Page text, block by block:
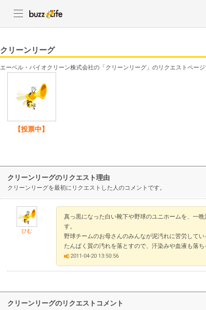
クリーンリーグ
エーベル・バイオクリーン株式会社の「クリーンリーグ」のリクエストページ
【投票中】
クリーンリーグのリクエスト理由
クリーンリーグを最初にリクエストした人のコメントです。
ひむ
真っ黒になった白い靴下や野球のユニホームを、一
す。
野球チームのお母さんのみんなが泥汚れに苦労してい
たんぱく質の汚れを落とすので、汗染みや血液も落ち
2011-04-20 13:50:56
クリーンリーグのリクエストコメント